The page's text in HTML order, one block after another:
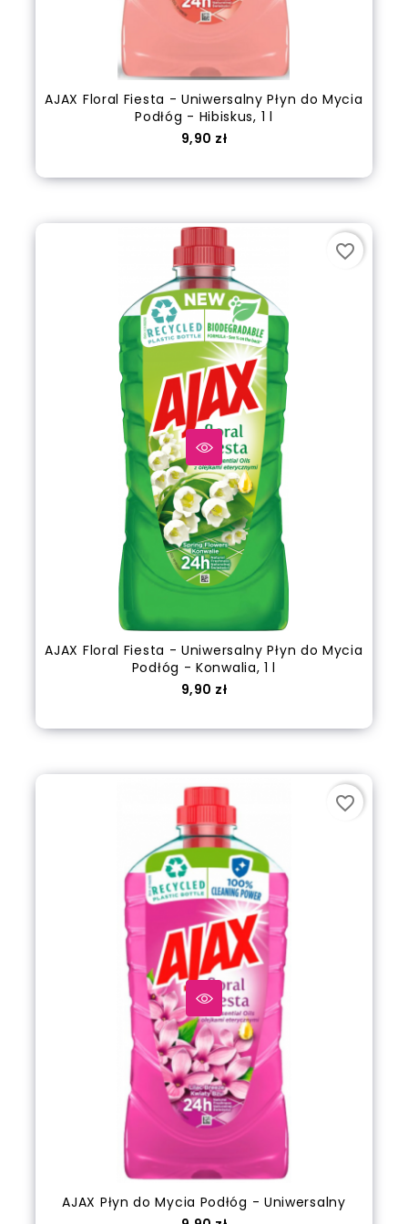
AJAX Floral Fiesta - Uniwersalny Płyn do Mycia
Podłóg - Hibiskus, 1 l
Cena
9,90 zł
AJAX Floral Fiesta - Uniwersalny Płyn do Mycia
Podłóg - Konwalia, 1 l
Cena
9,90 zł
favorite_border
AJAX Płyn do Mycia Podłóg - Uniwersalny
favorite_border